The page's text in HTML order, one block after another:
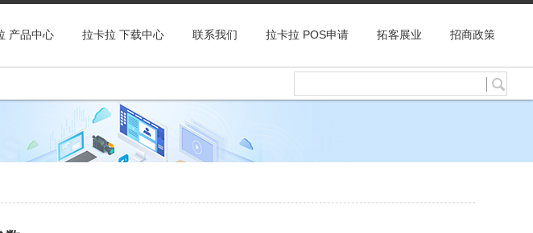
产品中心 拉卡拉 下载中心 联系我们 拉卡拉 POS申请 拓客展业 招商政策